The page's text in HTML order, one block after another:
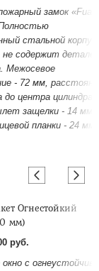
замок
стальной корпус.
не содержит деталей
Межосевое
- 72 мм,
центра цилиндра -
защелки - 14 мм,
планки - 24 мм.
Огнестойкий
мм)
руб.
окно с